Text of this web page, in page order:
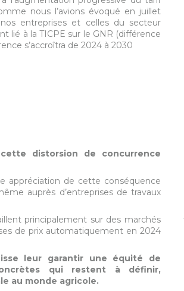
nous l’avions évoqué en juillet
entreprises et celles du secteur
lié à la TICPE sur le GNR (différence
s’accroîtra de 2024 à 2030
distorsion de concurrence
appréciation de cette conséquence
auprès d’entreprises de travaux
principalement sur des marchés
de prix automatiquement en 2024
leur garantir une équité de
qui restent à définir,
au monde agricole.